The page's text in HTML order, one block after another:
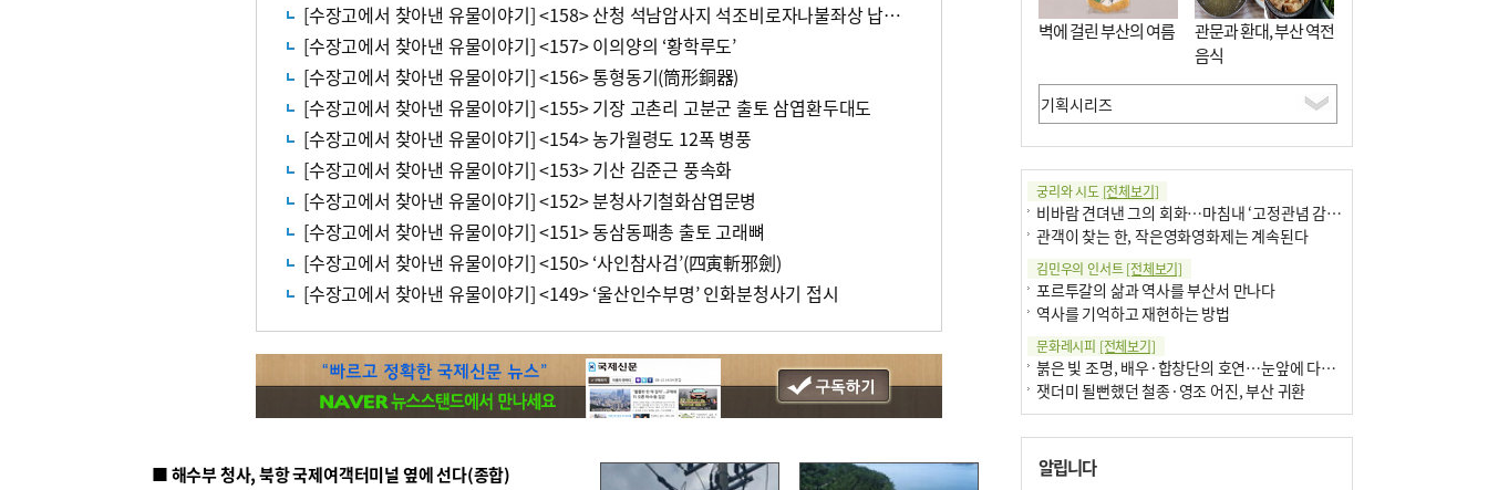
[수장고에서 찾아낸 유물이야기] <158> 산청 석남암사지 석조비로자나불좌상 납석사리호와 금동보살입상
[수장고에서 찾아낸 유물이야기] <157> 이의양의 ‘황학루도’
[수장고에서 찾아낸 유물이야기] <156> 통형동기(筒形銅器)
[수장고에서 찾아낸 유물이야기] <155> 기장 고촌리 고분군 출토 삼엽환두대도
[수장고에서 찾아낸 유물이야기] <154> 농가월령도 12폭 병풍
[수장고에서 찾아낸 유물이야기] <153> 기산 김준근 풍속화
[수장고에서 찾아낸 유물이야기] <152> 분청사기철화삼엽문병
[수장고에서 찾아낸 유물이야기] <151> 동삼동패총 출토 고래뼈
[수장고에서 찾아낸 유물이야기] <150> ‘사인참사검’(四寅斬邪劍)
[수장고에서 찾아낸 유물이야기] <149> ‘울산인수부명’ 인화분청사기 접시
■ 해수부 청사, 북항 국제여객터미널 옆에 선다(종합)
벽에 걸린 부산의 여름
관문과 환대, 부산 역전
음식
궁리와 시도 [전체보기]
비바람 견뎌낸 그의 회화…마침내 ‘고정관념 감옥’서 해방
관객이 찾는 한, 작은영화영화제는 계속된다
김민우의 인서트[전체보기]
포르투갈의 삶과 역사를 부산서 만나다
역사를 기억하고 재현하는 방법
문화레시피 [전체보기]
붉은 빛 조명, 배우·합창단의 호연…눈앞에 다가온 부산오페라하우스
잿더미 될뻔했던 철종·영조 어진, 부산 귀환
현실의 고통, 은유의 詩로 담다 外
달구비·여우비…다양한 비 이름 外
알립니다